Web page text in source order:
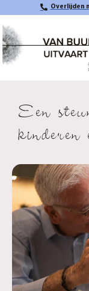
Overlijden
Een
kinderen